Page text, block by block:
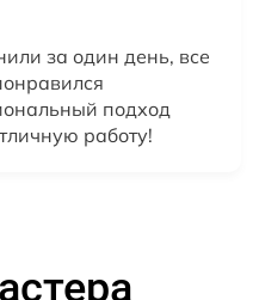
за один день, все
подход
работу!